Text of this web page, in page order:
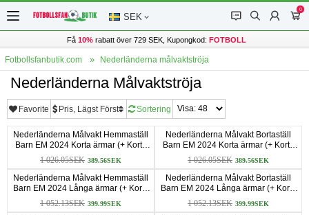
SEK 󰂱 󰂨 󰃳
0
󰃦
Få 10%rabatt över 729 SEK, Kupongkod: FOTBOLL
Fotbollsfanbutik.com Nederländerna målvaktströja
Nederländerna Målvaktströja
Favorite Pris, Lägst Först Sortering
Nederländerna Målvakt Hemmaställ
Barn EM 2024 Korta ärmar (+ Korta
byxor)
1 026.05SEK 389.56SEK
Nederländerna Målvakt Bortaställ
Barn EM 2024 Korta ärmar (+ Korta
byxor)
1 026.05SEK 389.56SEK
Nederländerna Målvakt Hemmaställ
Barn EM 2024 Långa ärmar (+ Korta
byxor)
1 052.13SEK 399.99SEK
Nederländerna Målvakt Bortaställ
Barn EM 2024 Långa ärmar (+ Korta
byxor)
1 052.13SEK 399.99SEK